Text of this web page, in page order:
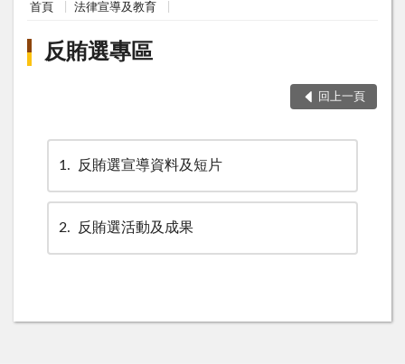
首頁 法律宣導及教育
反賄選專區
回上一頁
1 反賄選宣導資料及短片
2 反賄選活動及成果